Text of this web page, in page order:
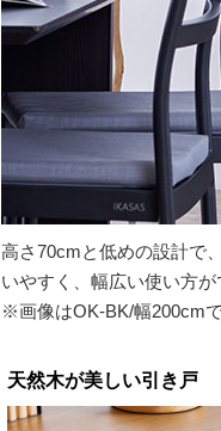
高さ70cmと低めの設計で
いやすく、幅広い使い方が
※画像はOK-BK/幅200cmで
天然木が美しい引き戸